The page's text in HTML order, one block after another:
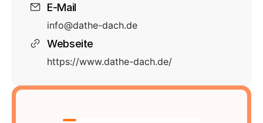
E-Mail
info@dathe-dach.de
Webseite
https://www.dathe-dach.de/